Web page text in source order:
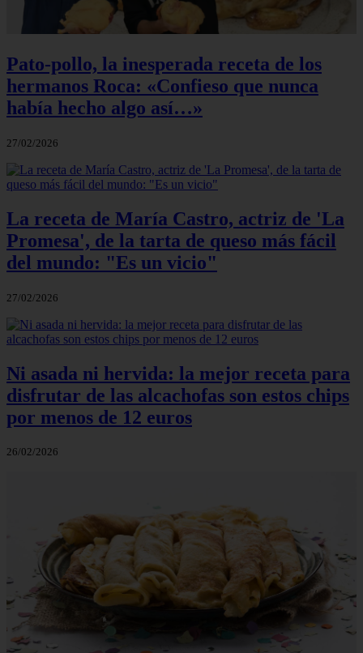
Pato-pollo, la inesperada receta de los
hermanos Roca: «Confieso que nunca
había hecho algo así…»
27/02/2026
La receta de María Castro, actriz de 'La
Promesa', de la tarta de queso más fácil
del mundo: "Es un vicio"
27/02/2026
Ni asada ni hervida: la mejor receta para
disfrutar de las alcachofas son estos chips
por menos de 12 euros
26/02/2026